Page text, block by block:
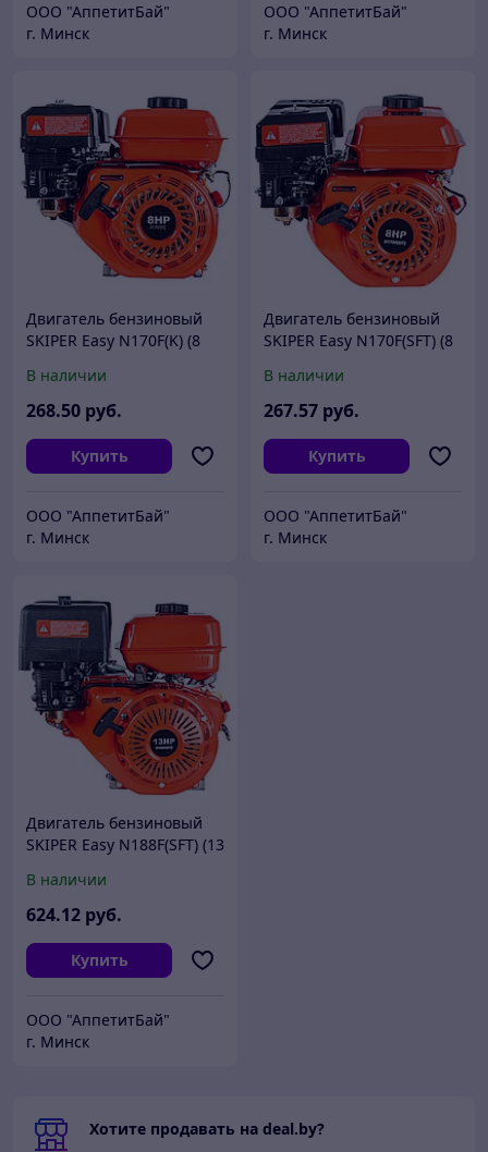
ООО "АппетитБай"
г. Минск
ООО "АппетитБай"
г. Минск
Двигатель бензиновый
SKIPER Easy N170F(K) (8
20мм х50мм, шпонка 5мм)
В наличии
268.50 руб.
Купить
ООО "АппетитБай"
г. Минск
Двигатель бензиновый
SKIPER Easy N170F(SFT) (8
вал диам. 25мм х35мм)
В наличии
267.57 руб.
Купить
ООО "АппетитБай"
г. Минск
Двигатель бензиновый
SKIPER Easy N188F(SFT) (13
вал диам. 25мм х40мм)
В наличии
624.12 руб.
Купить
ООО "АппетитБай"
г. Минск
Хотите продавать на deal.by?